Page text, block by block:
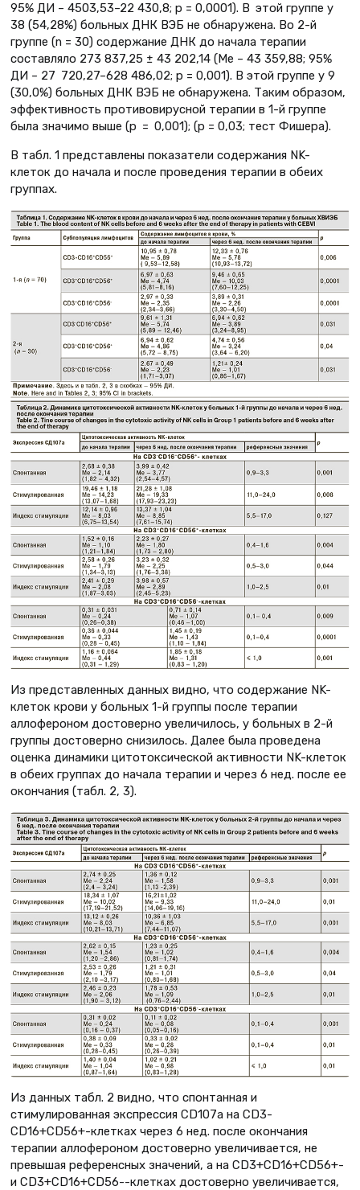
95% ДИ – 4503,53–22 430,8; р = 0,0001). В этой группе у
38 (54,28%) больных ДНК ВЭБ не обнаружена. Во 2-й
группе (n = 30) содержание ДНК до начала терапии
составляло 273 837,25 ± 43 202,14 (Ме – 43 359,88; 95%
ДИ – 27 720,27–628 486,02; р = 0,001). В этой группе у 9
(30,0%) больных ДНК ВЭБ не обнаружена. Таким образом,
эффективность противовирусной терапии в 1-й группе
была значимо выше (р = 0,001); (р = 0,03; тест Фишера).
В табл. 1 представлены показатели содержания NK-
клеток до начала и после проведения терапии в обеих
группах.
Из представленных данных видно, что содержание NK-
клеток крови у больных 1-й группы после терапии
аллофероном достоверно увеличилось, у больных в 2-й
группы достоверно снизилось. Далее была проведена
оценка динамики цитотоксической активности NK-клеток
в обеих группах до начала терапии и через 6 нед. после ее
окончания (табл. 2, 3).
Из данных табл. 2 видно, что спонтанная и
стимулированная экспрессия СD107а на СD3-
СD16+СD56+-клетках через 6 нед. после окончания
терапии аллофероном достоверно увеличивается, не
превышая референсных значений, а на СD3+СD16+CD56+-
и СD3+СD16+CD56--клетках достоверно увеличивается,